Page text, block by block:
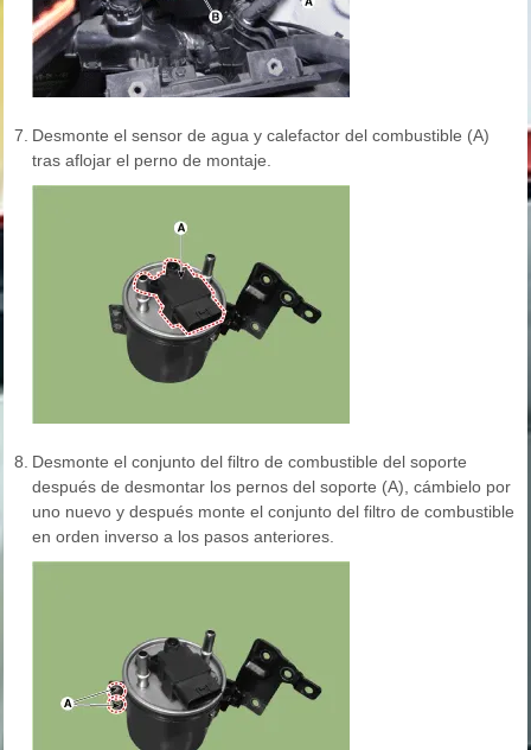
7. Desmonte el sensor de agua y calefactor del combustible (A)
tras aflojar el perno de montaje.
8. Desmonte el conjunto del filtro de combustible del soporte
después de desmontar los pernos del soporte (A), cámbielo por
uno nuevo y después monte el conjunto del filtro de combustible
en orden inverso a los pasos anteriores.